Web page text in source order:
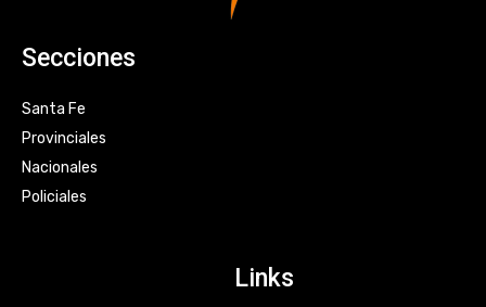
Secciones
Santa Fe
Provinciales
Nacionales
Policiales
Links